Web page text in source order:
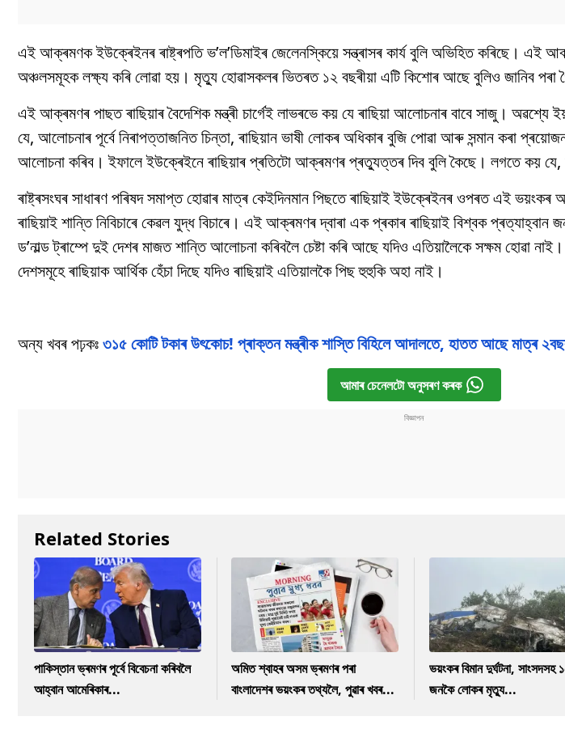
এই আক্ৰমণক ইউক্ৰেইনৰ ৰাষ্ট্ৰপতি ভ’ল’ডিমাইৰ জেলেনস্কিয়ে সন্ত্ৰাসৰ কাৰ্য বুলি অভিহিত কৰিছে।
অঞ্চলসমূহক লক্ষ্য কৰি লোৱা হয়। মৃত্যু হোৱাসকলৰ ভিতৰত ১২ বছৰীয়া এটি কিশোৰ আছে বুলিও জানিব পৰা
এই আক্ৰমণৰ পাছত ৰাছিয়াৰ বৈদেশিক মন্ত্ৰী চাৰ্গেই লাভৰভে কয় যে ৰাছিয়া আলোচনাৰ বাবে সাজু। অৱশ্যে
যে, আলোচনাৰ পূৰ্বে নিৰাপত্তাজনিত চিন্তা, ৰাছিয়ান ভাষী লোকৰ অধিকাৰ বুজি পোৱা আৰু সন্মান কৰা
আলোচনা কৰিব। ইফালে ইউক্ৰেইনে ৰাছিয়াৰ প্ৰতিটো আক্ৰমণৰ প্ৰত্যুত্তৰ দিব বুলি কৈছে। লগতে কয় যে,
ৰাষ্ট্ৰসংঘৰ সাধাৰণ পৰিষদ সমাপ্ত হোৱাৰ মাত্ৰ কেইদিনমান পিছতে ৰাছিয়াই ইউক্ৰেইনৰ ওপৰত এই
ৰাছিয়াই শান্তি নিবিচাৰে কেৱল যুদ্ধ বিচাৰে। এই আক্ৰমণৰ দ্বাৰা এক প্ৰকাৰ ৰাছিয়াই বিশ্বক প্ৰত্যাহ্বান
ড’নাল্ড ট্ৰাম্পে দুই দেশৰ মাজত শান্তি আলোচনা কৰিবলৈ চেষ্টা কৰি আছে যদিও এতিয়ালৈকে সক্ষম হোৱা
দেশসমূহে ৰাছিয়াক আৰ্থিক হেঁচা দিছে যদিও ৰাছিয়াই এতিয়ালকৈ পিছ হুহুকি অহা নাই।
অন্য খবৰ পঢ়কঃ৩১৫ কোটি টকাৰ উৎকোচ! প্ৰাক্তন মন্ত্ৰীক শাস্তি বিহিলে আদালতে, হাতত আছে মাত্ৰ
আমাৰ চেনেলটো অনুসৰণ কৰক
Related Stories
পাকিস্তান ভ্ৰমণৰ পূৰ্বে বিবেচনা কৰিবলৈ
আহ্বান আমেৰিকাৰ...
অমিত শ্বাহৰ অসম ভ্ৰমণৰ পৰা
বাংলাদেশৰ ভয়ংকৰ তথ্যলৈ, পুৱাৰ খবৰ...
ভয়ংকৰ বিমান দুৰ্ঘটনা, সাংসদসহ
জনকৈ লোকৰ মৃত্যু...